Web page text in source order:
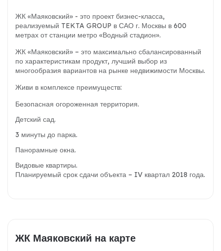
ЖК «Маяковский» - это проект бизнес-класса,
реализуемый TEKTA GROUP в САО г. Москвы в 600
метрах от станции метро «Водный стадион».
ЖК «Маяковский» – это максимально сбалансированный
по характеристикам продукт, лучший выбор из
многообразия вариантов на рынке недвижимости Москвы.
Живи в комплексе преимуществ:
Безопасная огороженная территория.
Детский сад.
3 минуты до парка.
Панорамные окна.
Видовые квартиры.
Планируемый срок сдачи объекта – IV квартал 2018 года.
ЖК Маяковский на карте